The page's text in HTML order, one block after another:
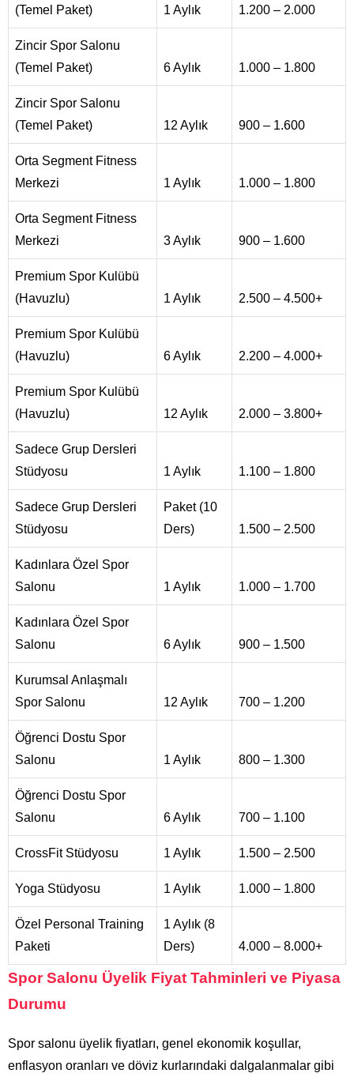
(Temel Paket) 1 Aylık 1.200 – 2.000
Zincir Spor Salonu
(Temel Paket)
6 Aylık 1.000 – 1.800
Zincir Spor Salonu
(Temel Paket)
12 Aylık 900 – 1.600
Orta Segment Fitness
Merkezi
1 Aylık 1.000 – 1.800
Orta Segment Fitness
Merkezi
3 Aylık 900 – 1.600
Premium Spor Kulübü
(Havuzlu)
1 Aylık 2.500 – 4.500+
Premium Spor Kulübü
(Havuzlu)
6 Aylık 2.200 – 4.000+
Premium Spor Kulübü
(Havuzlu)
12 Aylık 2.000 – 3.800+
Sadece Grup Dersleri
Stüdyosu
1 Aylık 1.100 – 1.800
Sadece Grup Dersleri
Stüdyosu
Paket (10
Ders)
1.500 – 2.500
Kadınlara Özel Spor
Salonu
1 Aylık 1.000 – 1.700
Kadınlara Özel Spor
Salonu
6 Aylık 900 – 1.500
Kurumsal Anlaşmalı
Spor Salonu
12 Aylık 700 – 1.200
Öğrenci Dostu Spor
Salonu
1 Aylık 800 – 1.300
Öğrenci Dostu Spor
Salonu
6 Aylık 700 – 1.100
CrossFit Stüdyosu 1 Aylık 1.500 – 2.500
Yoga Stüdyosu 1 Aylık 1.000 – 1.800
Özel Personal Training
Paketi
1 Aylık (8
Ders)
4.000 – 8.000+
Spor Salonu Üyelik Fiyat Tahminleri ve Piyasa
Durumu
Spor salonu üyelik fiyatları, genel ekonomik koşullar,
enflasyon oranları ve döviz kurlarındaki dalgalanmalar gibi